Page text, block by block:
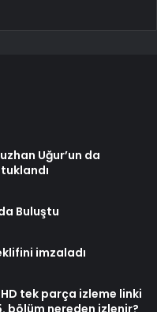
Uğur’un da
Buluştu
imzaladı
tek parça izleme linki